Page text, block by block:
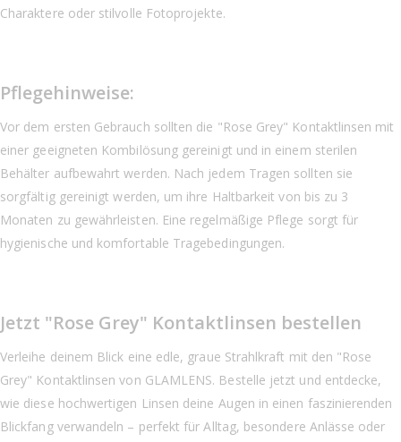
Charaktere oder stilvolle Fotoprojekte.
Pflegehinweise:
Vor dem ersten Gebrauch sollten die "Rose Grey" Kontaktlinsen mit
einer geeigneten Kombilösung gereinigt und in einem sterilen
Behälter aufbewahrt werden. Nach jedem Tragen sollten sie
sorgfältig gereinigt werden, um ihre Haltbarkeit von bis zu 3
Monaten zu gewährleisten. Eine regelmäßige Pflege sorgt für
hygienische und komfortable Tragebedingungen.
Jetzt "Rose Grey" Kontaktlinsen bestellen
Verleihe deinem Blick eine edle, graue Strahlkraft mit den "Rose
Grey" Kontaktlinsen von GLAMLENS. Bestelle jetzt und entdecke,
wie diese hochwertigen Linsen deine Augen in einen faszinierenden
Blickfang verwandeln – perfekt für Alltag, besondere Anlässe oder